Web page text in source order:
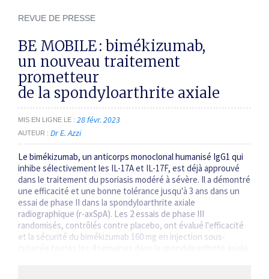
REVUE DE PRESSE
BE MOBILE : bimékizumab,
un nouveau traitement
prometteur
de la spondyloarthrite axiale
MIS EN LIGNE LE 28 févr. 2023
AUTEUR Dr E. Azzi
Le bimékizumab, un anticorps monoclonal humanisé IgG1 qui
inhibe sélectivement les IL-17A et IL-17F, est déjà approuvé
dans le traitement du psoriasis modéré à sévère. Il a démontré
une efficacité et une bonne tolérance jusqu'à 3 ans dans un
essai de phase II dans la spondyloarthrite axiale
radiographique (r-axSpA). Les 2 essais de phase III
randomisés, contrôlés contre placebo, ont évalué l'efficacité
et la sécurité du bimékizumab 160 mg en injection sous-